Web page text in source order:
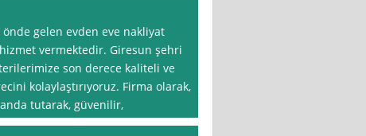
önde gelen evden eve nakliyat
hizmet vermektedir. Giresun şehri
son derece kaliteli ve
kolaylaştırıyoruz. Firma olarak,
tutarak, güvenilir,